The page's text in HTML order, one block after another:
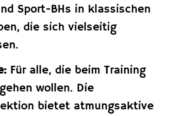
Sport-BHs in klassischen
die sich vielseitig
Für alle, die beim Training
wollen. Die
bietet atmungsaktive